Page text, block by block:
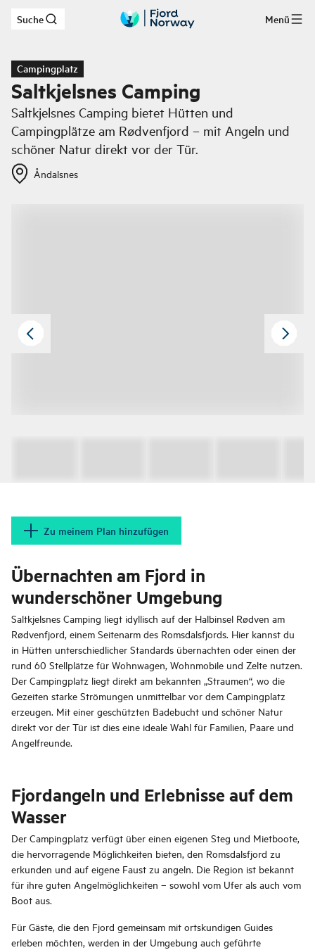
Zum Hauptinhalt
Suche Menü
Campingplatz
Saltkjelsnes Camping
Saltkjelsnes Camping bietet Hütten und
Campingplätze am Rødvenfjord – mit Angeln und
schöner Natur direkt vor der Tür.
Åndalsnes
Zu meinem Plan hinzufügen
Übernachten am Fjord in
wunderschöner Umgebung
Saltkjelsnes Camping liegt idyllisch auf der Halbinsel Rødven am
Rødvenfjord, einem Seitenarm des Romsdalsfjords. Hier kannst du
in Hütten unterschiedlicher Standards übernachten oder einen der
rund 60 Stellplätze für Wohnwagen, Wohnmobile und Zelte nutzen.
Der Campingplatz liegt direkt am bekannten „Straumen“, wo die
Gezeiten starke Strömungen unmittelbar vor dem Campingplatz
erzeugen. Mit einer geschützten Badebucht und schöner Natur
direkt vor der Tür ist dies eine ideale Wahl für Familien, Paare und
Angelfreunde.
Fjordangeln und Erlebnisse auf dem
Wasser
Der Campingplatz verfügt über einen eigenen Steg und Mietboote,
die hervorragende Möglichkeiten bieten, den Romsdalsfjord zu
erkunden und auf eigene Faust zu angeln. Die Region ist bekannt
für ihre guten Angelmöglichkeiten – sowohl vom Ufer als auch vom
Boot aus.
Für Gäste, die den Fjord gemeinsam mit ortskundigen Guides
erleben möchten, werden in der Umgebung auch geführte